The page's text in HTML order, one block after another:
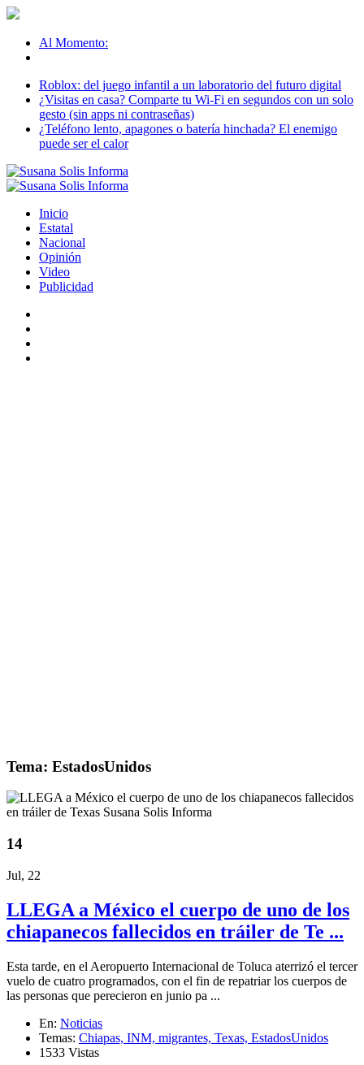
Al Momento:
Roblox: del juego infantil a un laboratorio del futuro digital
¿Visitas en casa? Comparte tu Wi-Fi en segundos con un solo
gesto (sin apps ni contraseñas)
¿Teléfono lento, apagones o batería hinchada? El enemigo
puede ser el calor
Inicio
Estatal
Nacional
Opinión
Video
Publicidad
Tema: EstadosUnidos
14
Jul, 22
LLEGA a México el cuerpo de uno de los
chiapanecos fallecidos en tráiler de Te ...
Esta tarde, en el Aeropuerto Internacional de Toluca aterrizó el tercer
vuelo de cuatro programados, con el fin de repatriar los cuerpos de
las personas que perecieron en junio pa ...
En: Noticias
Temas: Chiapas, INM, migrantes, Texas, EstadosUnidos
1533 Vistas